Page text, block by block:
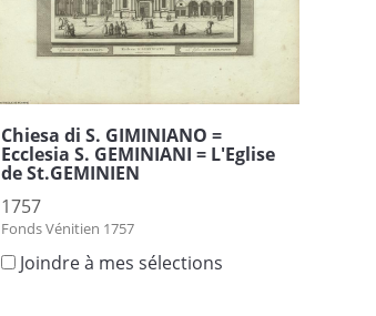
Chiesa di S. GIMINIANO =
Ecclesia S. GEMINIANI = L'Eglise
de St.GEMINIEN
1757
Fonds Vénitien 1757
Joindre à mes sélections